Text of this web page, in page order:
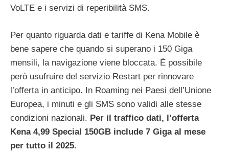
VoLTE e i servizi di reperibilità SMS.
Per quanto riguarda dati e tariffe di Kena Mobile è
bene sapere che quando si superano i 150 Giga
mensili, la navigazione viene bloccata. È possibile
però usufruire del servizio Restart per rinnovare
l’offerta in anticipo. In Roaming nei Paesi dell’Unione
Europea, i minuti e gli SMS sono validi alle stesse
condizioni nazionali. Per il traffico dati, l’offerta
Kena 4,99 Special 150GB include 7 Giga al mese
per tutto il 2025.